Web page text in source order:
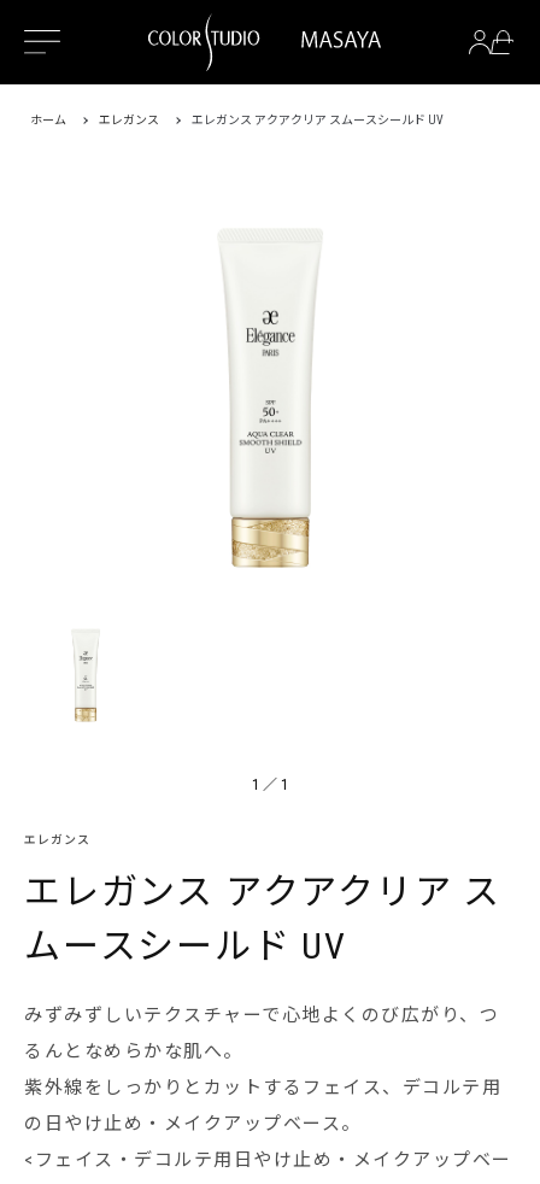
ホーム エレガンス エレガンス アクアクリア スムースシールド UV
1 ／ 1
エレガンス
エレガンス アクアクリア ス
ムースシールド UV
みずみずしいテクスチャーで心地よくのび広がり、つ
るんとなめらかな肌へ。
紫外線をしっかりとカットするフェイス、デコルテ用
の日やけ止め・メイクアップベース。
<フェイス・デコルテ用日やけ止め・メイクアップベー